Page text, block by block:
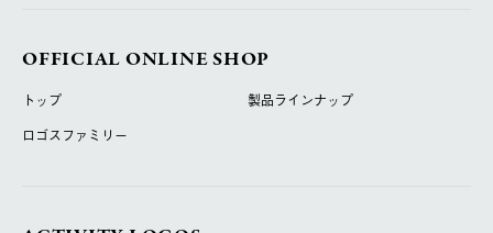
OFFICIAL ONLINE SHOP
トップ
製品ラインナップ
ロゴスファミリー